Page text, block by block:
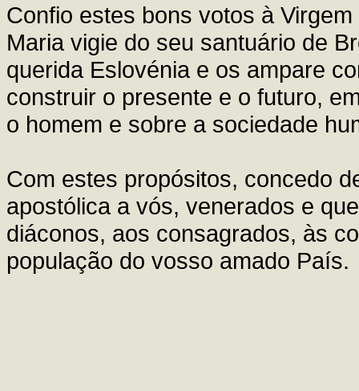
Confio estes bons votos à
Maria vigie do seu santuário de
querida Eslovénia e os ampare
construir o presente e o futuro,
o homem e sobre a sociedade
Com estes propósitos, concedo
apostólica a vós, venerados e
diáconos, aos consagrados, às
população do vosso amado País.